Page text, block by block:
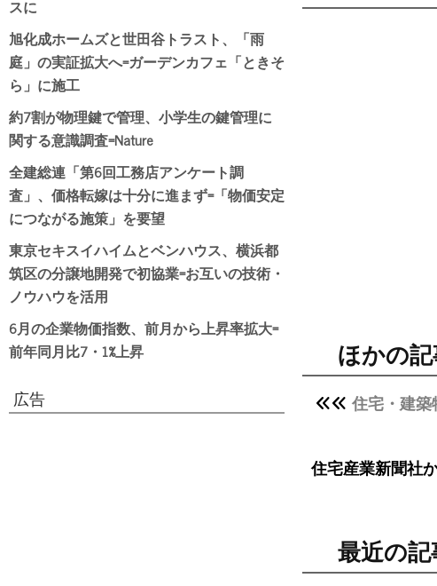
ほかの
住宅・建築
住宅産業新聞社
最近の記
スに
旭化成ホームズと世田谷トラスト、「雨
庭」の実証拡大へ=ガーデンカフェ「ときそ
ら」に施工
約7割が物理鍵で管理、小学生の鍵管理に
関する意識調査=Nature
全建総連「第6回工務店アンケート調
査」、価格転嫁は十分に進まず=「物価安定
につながる施策」を要望
東京セキスイハイムとベンハウス、横浜都
筑区の分譲地開発で初協業=お互いの技術・
ノウハウを活用
6月の企業物価指数、前月から上昇率拡大=
前年同月比7・1%上昇
広告